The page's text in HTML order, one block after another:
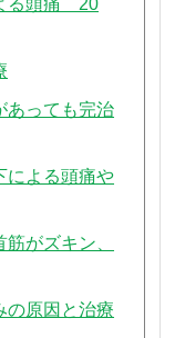
る頭痛 20
あっても完治
による頭痛や
がズキン、
の原因と治療